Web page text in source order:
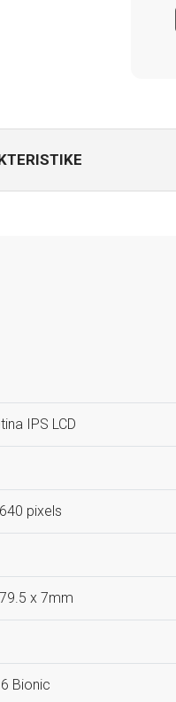
IPS LCD
pixels
x 7mm
Bionic